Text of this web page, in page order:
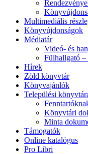
Multimediális
Könyvújdonságok
Médiatár
Videó- és
Fülhallgató –
Hírek
Zöld könyvtár
Könyvajánlók
Települési
Könyvtári
Minta
Támogatók
Online katalógus
Pro Libri